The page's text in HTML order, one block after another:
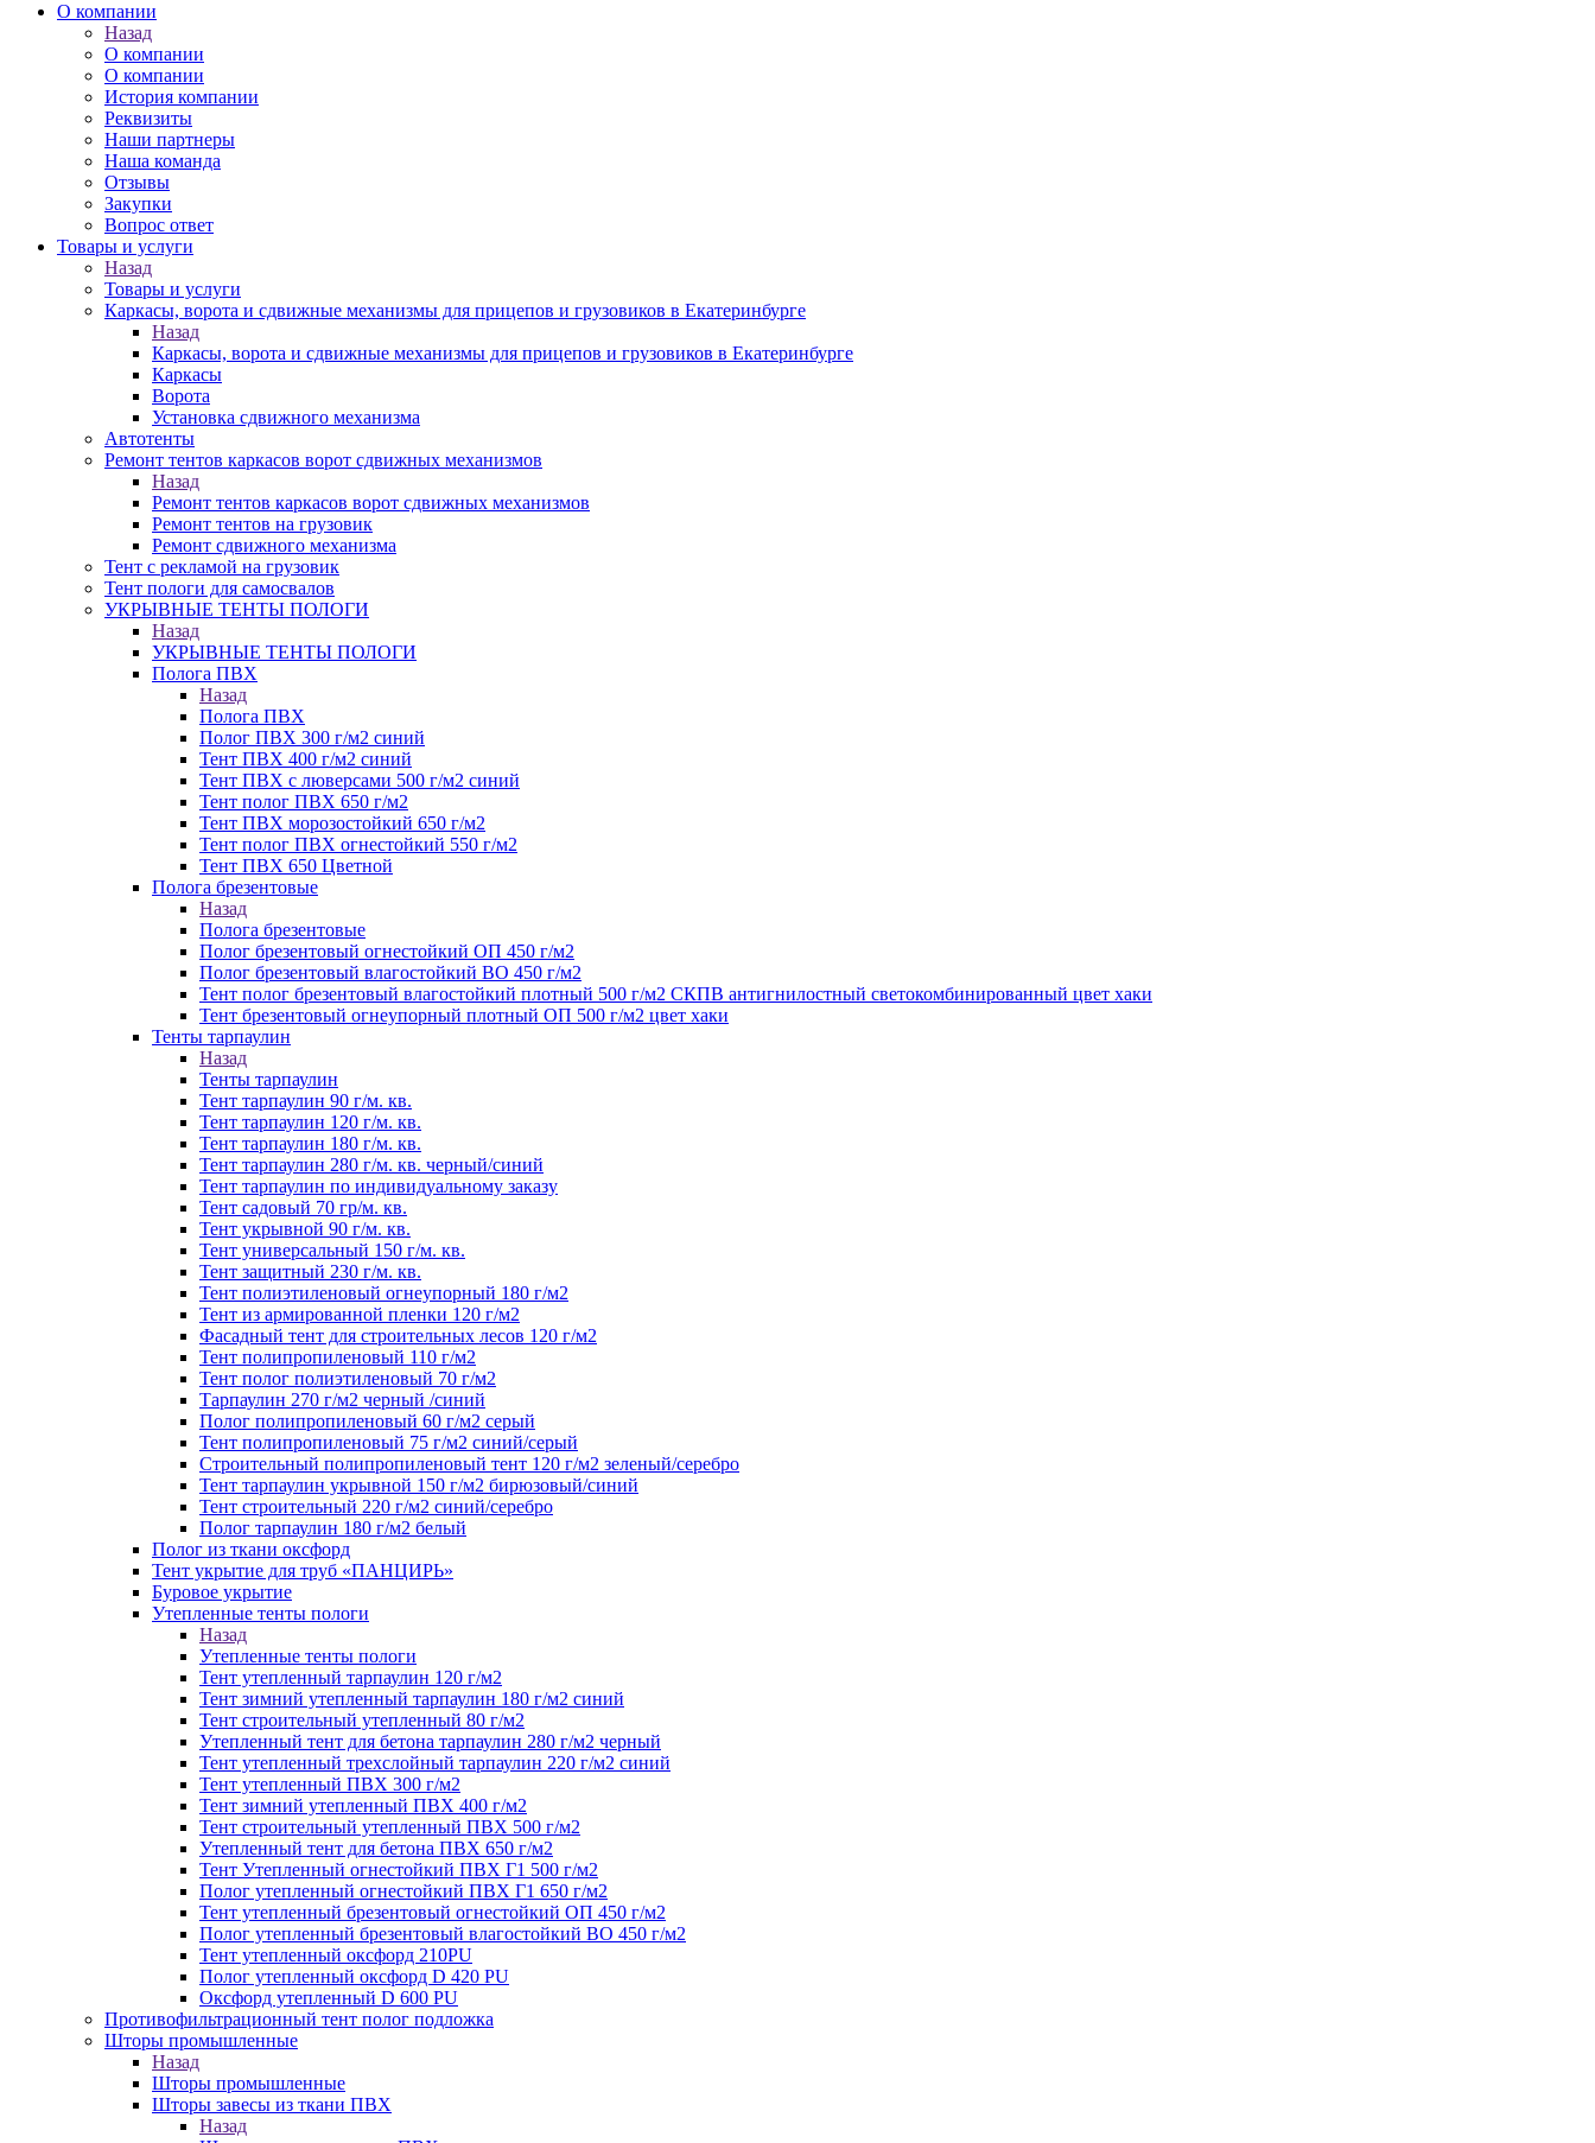
О компании
Назад
О компании
О компании
История компании
Реквизиты
Наши партнеры
Наша команда
Отзывы
Закупки
Вопрос ответ
Товары и услуги
Назад
Товары и услуги
Каркасы, ворота и сдвижные механизмы для прицепов и грузовиков в Екатеринбурге
Назад
Каркасы, ворота и сдвижные механизмы для прицепов и грузовиков в Екатеринбурге
Каркасы
Ворота
Установка сдвижного механизма
Автотенты
Ремонт тентов каркасов ворот сдвижных механизмов
Назад
Ремонт тентов каркасов ворот сдвижных механизмов
Ремонт тентов на грузовик
Ремонт сдвижного механизма
Тент с рекламой на грузовик
Тент пологи для самосвалов
УКРЫВНЫЕ ТЕНТЫ ПОЛОГИ
Назад
УКРЫВНЫЕ ТЕНТЫ ПОЛОГИ
Полога ПВХ
Назад
Полога ПВХ
Полог ПВХ 300 г/м2 синий
Тент ПВХ 400 г/м2 синий
Тент ПВХ с люверсами 500 г/м2 синий
Тент полог ПВХ 650 г/м2
Тент ПВХ морозостойкий 650 г/м2
Тент полог ПВХ огнестойкий 550 г/м2
Тент ПВХ 650 Цветной
Полога брезентовые
Назад
Полога брезентовые
Полог брезентовый огнестойкий ОП 450 г/м2
Полог брезентовый влагостойкий ВО 450 г/м2
Тент полог брезентовый влагостойкий плотный 500 г/м2 СКПВ антигнилостный светокомбинированный цвет хаки
Тент брезентовый огнеупорный плотный ОП 500 г/м2 цвет хаки
Тенты тарпаулин
Назад
Тенты тарпаулин
Тент тарпаулин 90 г/м. кв.
Тент тарпаулин 120 г/м. кв.
Тент тарпаулин 180 г/м. кв.
Тент тарпаулин 280 г/м. кв. черный/синий
Тент тарпаулин по индивидуальному заказу
Тент садовый 70 гр/м. кв.
Тент укрывной 90 г/м. кв.
Тент универсальный 150 г/м. кв.
Тент защитный 230 г/м. кв.
Тент полиэтиленовый огнеупорный 180 г/м2
Тент из армированной пленки 120 г/м2
Фасадный тент для строительных лесов 120 г/м2
Тент полипропиленовый 110 г/м2
Тент полог полиэтиленовый 70 г/м2
Тарпаулин 270 г/м2 черный /синий
Полог полипропиленовый 60 г/м2 серый
Тент полипропиленовый 75 г/м2 синий/серый
Строительный полипропиленовый тент 120 г/м2 зеленый/серебро
Тент тарпаулин укрывной 150 г/м2 бирюзовый/синий
Тент строительный 220 г/м2 синий/серебро
Полог тарпаулин 180 г/м2 белый
Полог из ткани оксфорд
Тент укрытие для труб «ПАНЦИРЬ»
Буровое укрытие
Утепленные тенты пологи
Назад
Утепленные тенты пологи
Тент утепленный тарпаулин 120 г/м2
Тент зимний утепленный тарпаулин 180 г/м2 синий
Тент строительный утепленный 80 г/м2
Утепленный тент для бетона тарпаулин 280 г/м2 черный
Тент утепленный трехслойный тарпаулин 220 г/м2 синий
Тент утепленный ПВХ 300 г/м2
Тент зимний утепленный ПВХ 400 г/м2
Тент строительный утепленный ПВХ 500 г/м2
Утепленный тент для бетона ПВХ 650 г/м2
Тент Утепленный огнестойкий ПВХ Г1 500 г/м2
Полог утепленный огнестойкий ПВХ Г1 650 г/м2
Тент утепленный брезентовый огнестойкий ОП 450 г/м2
Полог утепленный брезентовый влагостойкий ВО 450 г/м2
Тент утепленный оксфорд 210PU
Полог утепленный оксфорд D 420 PU
Оксфорд утепленный D 600 PU
Противофильтрационный тент полог подложка
Шторы промышленные
Назад
Шторы промышленные
Шторы завесы из ткани ПВХ
Назад